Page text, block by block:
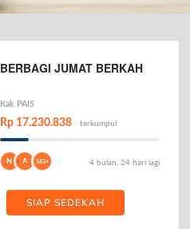
BERBAGI JUMAT BERKAH
Kak PAIS
Rp 17.230.838 terkumpul
N A 143+ 4 bulan, 24 hari lagi
SIAP SEDEKAH